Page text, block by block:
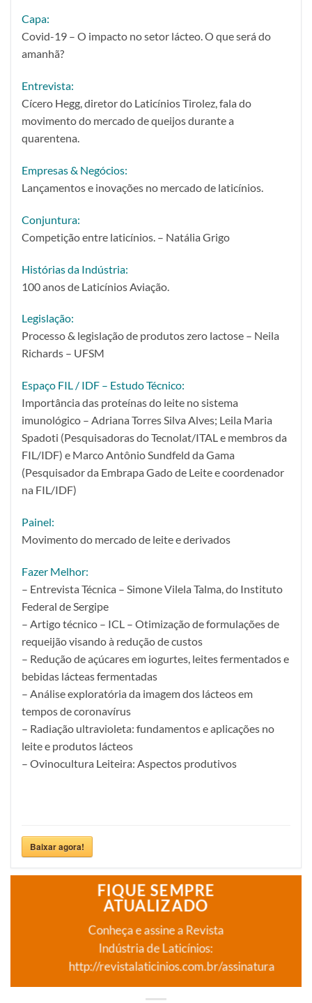
Capa:
Covid-19 – O impacto no setor lácteo. O que será do
amanhã?
Entrevista:
Cícero Hegg, diretor do Laticínios Tirolez, fala do
movimento do mercado de queijos durante a
quarentena.
Empresas & Negócios:
Lançamentos e inovações no mercado de laticínios.
Conjuntura:
Competição entre laticínios. – Natália Grigo
Histórias da Indústria:
100 anos de Laticínios Aviação.
Legislação:
Processo & legislação de produtos zero lactose – Neila
Richards – UFSM
Espaço FIL / IDF – Estudo Técnico:
Importância das proteínas do leite no sistema
imunológico – Adriana Torres Silva Alves; Leila Maria
Spadoti (Pesquisadoras do Tecnolat/ITAL e membros da
FIL/IDF) e Marco Antônio Sundfeld da Gama
(Pesquisador da Embrapa Gado de Leite e coordenador
na FIL/IDF)
Painel:
Movimento do mercado de leite e derivados
Fazer Melhor:
– Entrevista Técnica – Simone Vilela Talma, do Instituto
Federal de Sergipe
– Artigo técnico – ICL – Otimização de formulações de
requeijão visando à redução de custos
– Redução de açúcares em iogurtes, leites fermentados e
bebidas lácteas fermentadas
– Análise exploratória da imagem dos lácteos em
tempos de coronavírus
– Radiação ultravioleta: fundamentos e aplicações no
leite e produtos lácteos
– Ovinocultura Leiteira: Aspectos produtivos
Baixar agora!
FIQUE SEMPRE
ATUALIZADO
Conheça e assine a Revista
Indústria de Laticínios:
http://revistalaticinios.com.br/assinatura